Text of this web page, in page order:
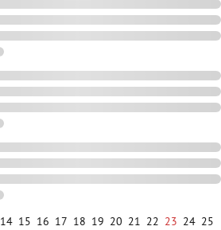
14 15 16 17 18 19 20 21 22 23 24 25